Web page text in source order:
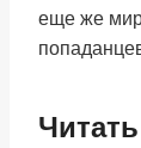
еще же мир